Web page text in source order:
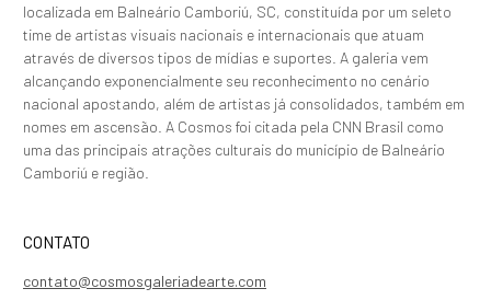
localizada em Balneário Camboriú, SC, constituída por um seleto
time de artistas visuais nacionais e internacionais que atuam
através de diversos tipos de mídias e suportes. A galeria vem
alcançando exponencialmente seu reconhecimento no cenário
nacional apostando, além de artistas já consolidados, também em
nomes em ascensão. A Cosmos foi citada pela CNN Brasil como
uma das principais atrações culturais do município de Balneário
Camboriú e região.
CONTATO
contato@cosmosgaleriadearte.com